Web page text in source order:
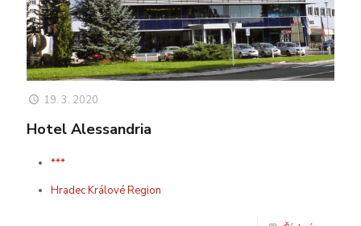
19. 3. 2020
Hotel Alessandria
***
Hradec Králové Region